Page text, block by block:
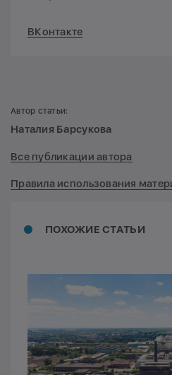
ВКонтакте
ПОХОЖИЕ СТАТЬИ
Автор статьи:
Наталия Барсукова
Все публикации автора
Правила использования